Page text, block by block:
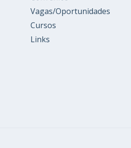
Vagas/Oportunidades
Cursos
Links